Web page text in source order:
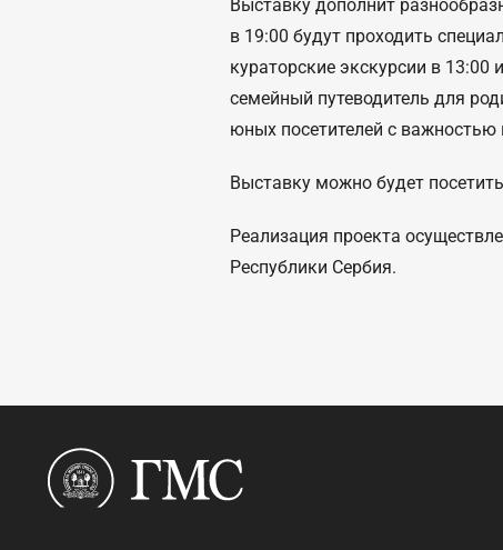
Выставку дополнит
в 19:00 будут проходить
кураторские экскурсии в
семейный путеводитель для
юных посетителей с
Выставку можно будет
Реализация проекта
Республики Сербия.